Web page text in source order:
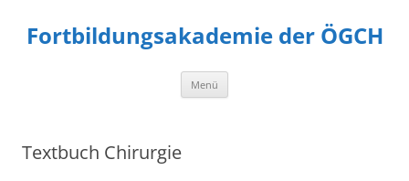
Fortbildungsakademie der ÖGCH
Menü
Textbuch Chirurgie